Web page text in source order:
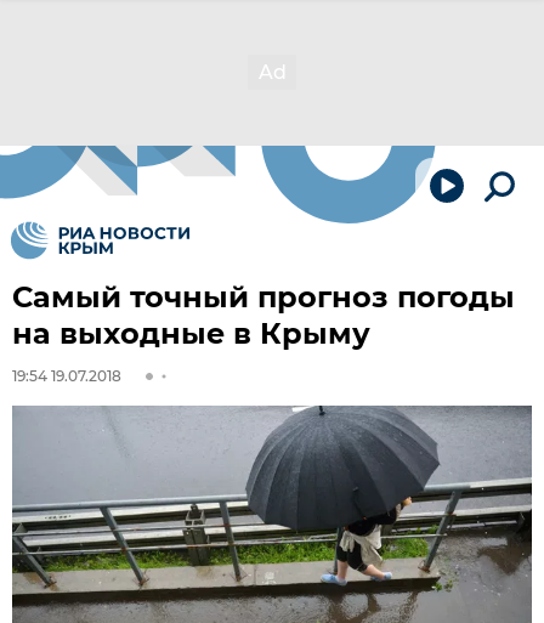
Самый точный прогноз погоды
на выходные в Крыму
19:54 19.07.2018